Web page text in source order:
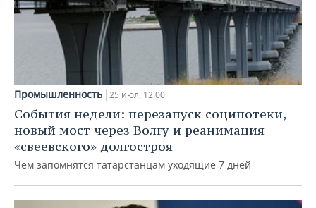
Промышленность 25 июл, 12:00
События недели: перезапуск соципотеки,
новый мост через Волгу и реанимация
«свеевского» долгостроя
Чем запомнятся татарстанцам уходящие 7 дней